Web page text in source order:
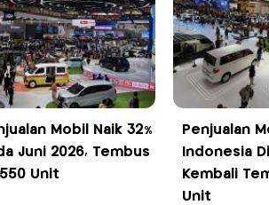
Mobil Naik 32%
Juni 2026, Tembus
Unit
Penjualan
Indonesia
Kembali
Unit